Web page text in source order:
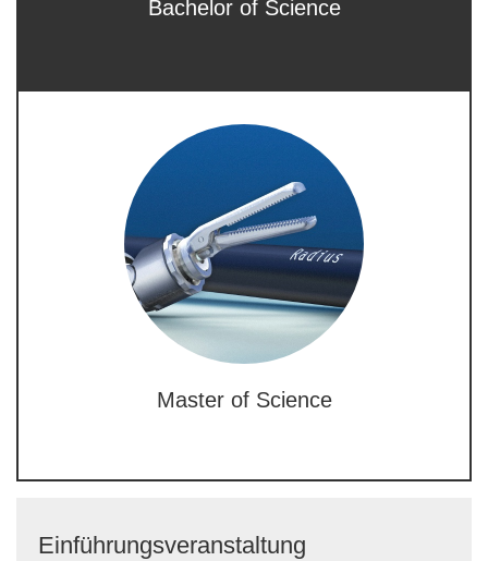
Bachelor of Science
Master of Science
Einführungsveranstaltung